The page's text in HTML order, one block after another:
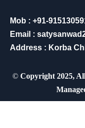
Mob : +91-
Email :
Address : Korba
© Copyright 2025,